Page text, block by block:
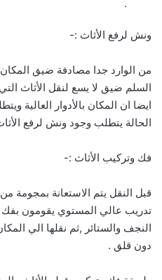
.
ونش لرفع الأثاث :-
من الوارد جدا مصادفة ضيق المكان
السلم ضيق لا يسع لنقل الأثاث
ايضا ان المكان بالأدوار
الحالة يتطلب وجود ونش لرفع
فك وتركيب الأثاث :-
قبل النقل يتم الاستعانة بمجومة
تدريب عالي المستوي يقومون بفك
النجف والستائر ,ثم نقلها الي
دون قلق .